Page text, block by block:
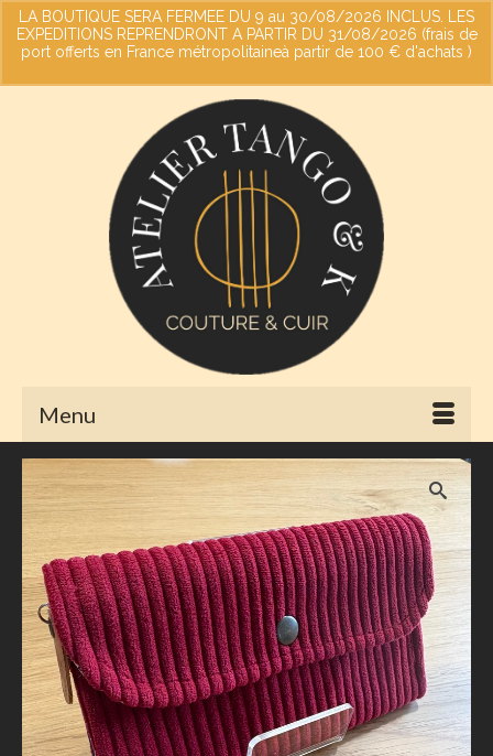
LA BOUTIQUE SERA FERMEE DU 9 au 30/08/2026 INCLUS. LES
EXPEDITIONS REPRENDRONT A PARTIR DU 31/08/2026 (frais de
port offerts en France métropolitaineà partir de 100 € d'achats )
Votre panier- 0,00€
Menu